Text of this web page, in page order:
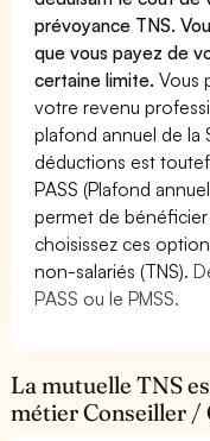
prévoyance TNS.
que vous payez de
certaine limite.Vous
votre revenu
plafond annuel de la
déductions est
PASS (Plafond
permet de
choisissez ces
non-salariés (TNS).
PASS ou le PMSS.
La mutuelle TNS
métier Conseiller /